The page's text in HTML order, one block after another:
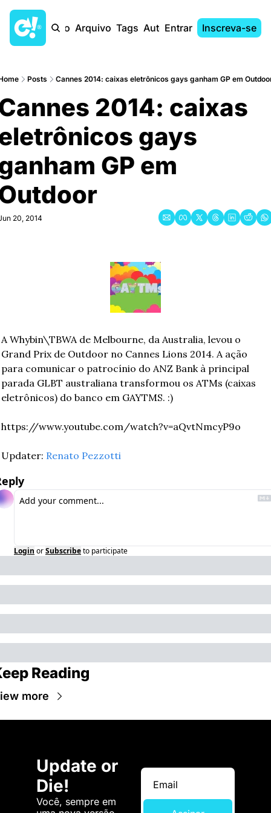
Início Arquivo Tags AutoresEntrar Inscreva-se
Posts Cannes 2014: caixas eletrônicos gays ganham GP em
2014: caixas
gays
GP em
20, 2014
A Whybin\TBWA de Melbourne, da Australia, levou o
Grand Prix de Outdoor no Cannes Lions 2014. A ação
para comunicar o patrocínio do ANZ Bank à principal
parada GLBT australiana transformou os ATMs (caixas
eletrônicos) do banco em GAYTMS. :)
https://www.youtube.com/watch?v=aQvtNmcyP9o
Updater: Renato Pezzotti
Login orSubscribeto participate
Reading
more
Update or
Die!
Você, sempre em